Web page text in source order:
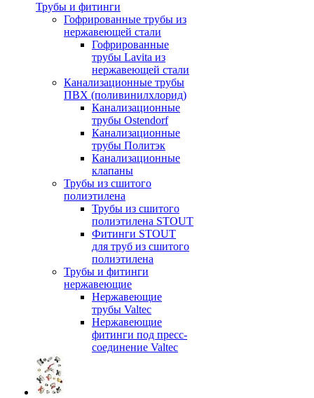
Трубы и фитинги
Гофрированные трубы из
нержавеющей стали
Гофрированные
трубы Lavita из
нержавеющей стали
Канализационные трубы
ПВХ (поливинилхлорид)
Канализационные
трубы Ostendorf
Канализационные
трубы Политэк
Канализационные
клапаны
Трубы из сшитого
полиэтилена
Трубы из сшитого
полиэтилена STOUT
Фитинги STOUT
для труб из сшитого
полиэтилена
Трубы и фитинги
нержавеющие
Нержавеющие
трубы Valtec
Нержавеющие
фитинги под пресс-
соединение Valtec